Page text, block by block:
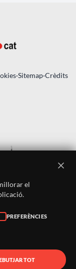
·Sitemap·Crèdits
· Web
el
PREFERÈNCIES
TOT